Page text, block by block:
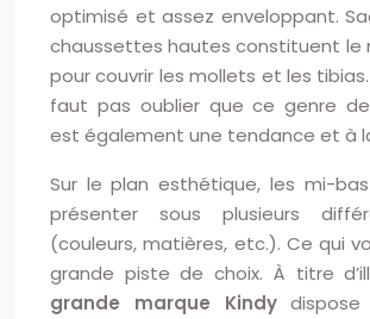
optimisé et assez enveloppant.
chaussettes hautes constituent le
pour couvrir les mollets et les tibias.
faut pas oublier que ce genre
est également une tendance et à
Sur le plan esthétique, les mi-
présenter sous plusieurs
(couleurs, matières, etc.). Ce qui
grande piste de choix. À titre
grande marque Kindydispose